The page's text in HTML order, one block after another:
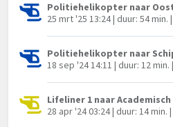
Politiehelikopter naar
25 mrt '25 13:24 | duur: 54 min.
Politiehelikopter naar
18 sep '24 14:11 | duur: 12
Lifeliner 1 naar
28 apr '24 03:24 | duur: 14 min.